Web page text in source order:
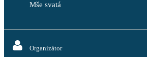
Mše svatá
Organizátor